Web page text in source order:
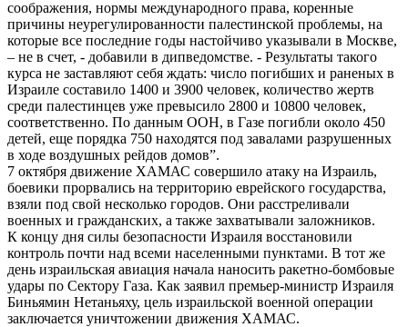
соображения, нормы международного права, коренные
причины неурегулированности палестинской проблемы, на
которые все последние годы настойчиво указывали в Москве,
– не в счет, - добавили в дипведомстве. - Результаты такого
курса не заставляют себя ждать: число погибших и раненых в
Израиле составило 1400 и 3900 человек, количество жертв
среди палестинцев уже превысило 2800 и 10800 человек,
соответственно. По данным ООН, в Газе погибли около 450
детей, еще порядка 750 находятся под завалами разрушенных
в ходе воздушных рейдов домов”.
7 октября движение ХАМАС совершило атаку на Израиль,
боевики прорвались на территорию еврейского государства,
взяли под свой несколько городов. Они расстреливали
военных и гражданских, а также захватывали заложников.
К концу дня силы безопасности Израиля восстановили
контроль почти над всеми населенными пунктами. В тот же
день израильская авиация начала наносить ракетно-бомбовые
удары по Сектору Газа. Как заявил премьер-министр Израиля
Биньямин Нетаньяху, цель израильской военной операции
заключается уничтожении движения ХАМАС.